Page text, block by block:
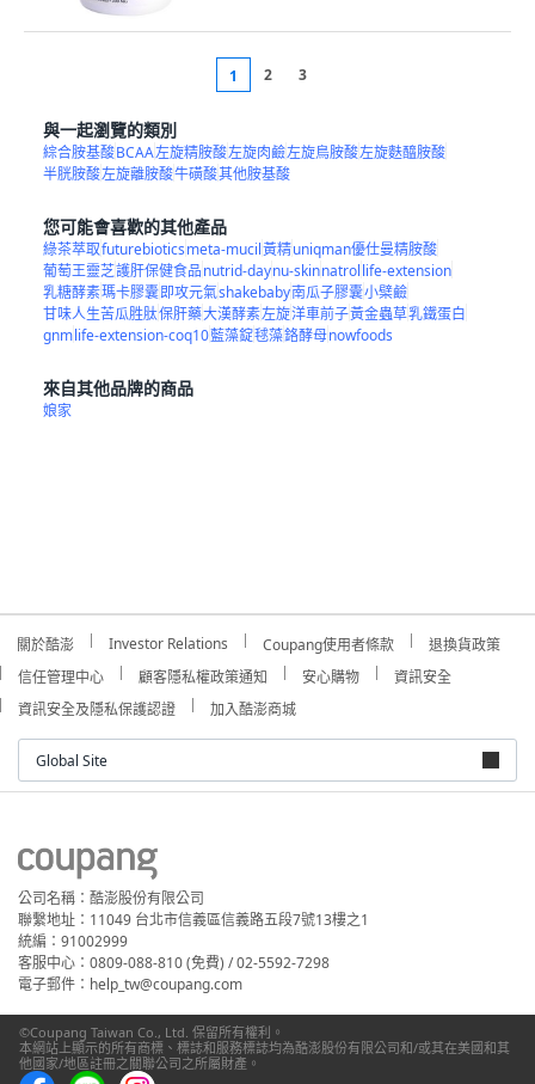
1 2 3
與一起瀏覽的類別
綜合胺基酸BCAA左旋精胺酸左旋肉鹼左旋鳥胺酸左旋麩醯胺酸
半胱胺酸左旋離胺酸牛磺酸其他胺基酸
您可能會喜歡的其他產品
綠茶萃取futurebioticsmeta-mucil黃精uniqman優仕曼精胺酸
葡萄王靈芝護肝保健食品nutrid-daynu-skinnatrollife-extension
乳糖酵素瑪卡膠囊即攻元氣shakebaby南瓜子膠囊小檗鹼
甘味人生苦瓜胜肽保肝藥大漢酵素左旋洋車前子黃金蟲草乳鐵蛋白
gnmlife-extension-coq10藍藻錠毬藻鉻酵母nowfoods
來自其他品牌的商品
娘家
關於酷澎 Investor Relations Coupang使用者條款
退換貨政策
信任管理中心
顧客隱私權政策通知 安心購物
資訊安全
資訊安全及隱私保護認證
加入酷澎商城
Global Site
公司名稱：酷澎股份有限公司
聯繫地址：11049 台北市信義區信義路五段7號13樓之1
統編：91002999
客服中心：0809-088-810 (免費) / 02-5592-7298
電子郵件：help_tw@coupang.com
©Coupang Taiwan Co., Ltd. 保留所有權利。
本網站上顯示的所有商標、標誌和服務標誌均為酷澎股份有限公司和/或其在美國和其
他國家/地區註冊之關聯公司之所屬財產。